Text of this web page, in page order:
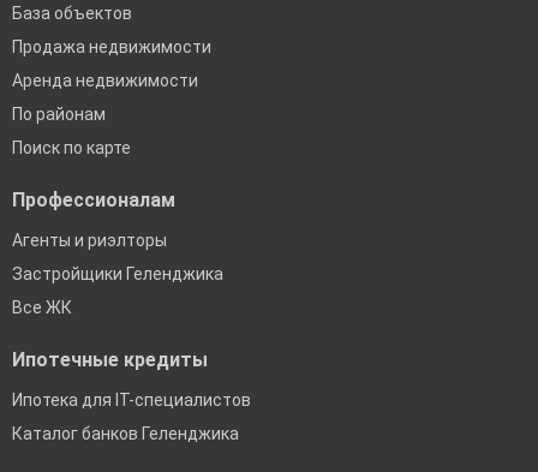
База объектов
Продажа недвижимости
Аренда недвижимости
По районам
Поиск по карте
Профессионалам
Агенты и риэлторы
Застройщики Геленджика
Все ЖК
Ипотечные кредиты
Ипотека для IT-специалистов
Каталог банков Геленджика